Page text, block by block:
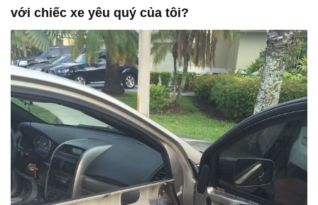
với chiếc xe yêu quý của tôi?